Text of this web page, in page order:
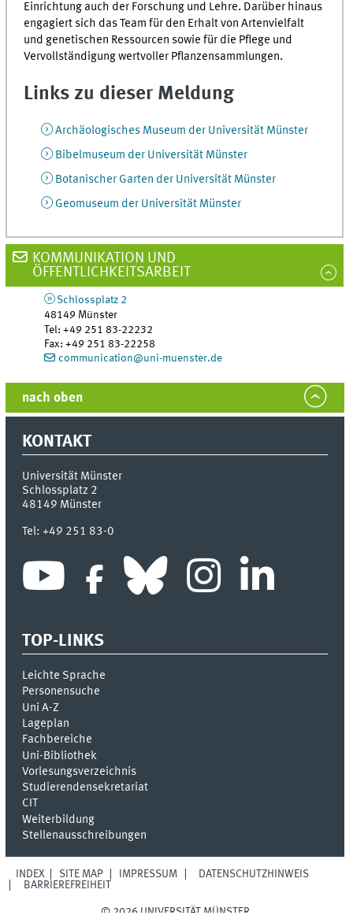
Einrichtung auch der Forschung und Lehre. Darüber hinaus
engagiert sich das Team für den Erhalt von Artenvielfalt
und genetischen Ressourcen sowie für die Pflege und
Vervollständigung wertvoller Pflanzensammlungen.
Links zu dieser Meldung
Archäologisches Museum der Universität Münster
Bibelmuseum der Universität Münster
Botanischer Garten der Universität Münster
Geomuseum der Universität Münster
KOMMUNIKATION UND
ÖFFENTLICHKEITSARBEIT
Schlossplatz 2
48149 Münster
Tel:+49 251 83-22232
Fax:+49 251 83-22258
communication@uni-muenster.de
nach oben
KONTAKT
Universität Münster
Schlossplatz 2
48149 Münster
Tel:+49 251 83-0
TOP-LINKS
Leichte Sprache
Personensuche
Uni A-Z
Lageplan
Fachbereiche
Uni-Bi­bli­o­thek
Vor­le­sungs­ver­zeich­nis
Stu­die­ren­den­se­kre­ta­ri­at
CIT
Weiterbildung
Stellenausschreibungen
INDEX SITE MAP IMPRESSUM
DATENSCHUTZHINWEIS
BARRIEREFREIHEIT
© 2026 UNIVERSITÄT MÜNSTER